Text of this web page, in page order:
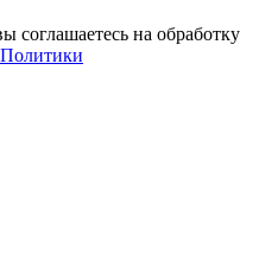
соглашаетесь на обработку
Политики